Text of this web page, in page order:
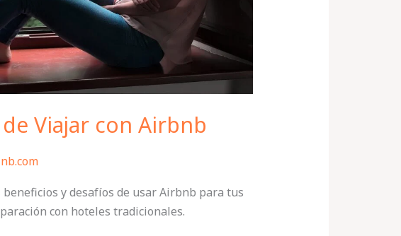
Viajar con Airbnb
y desafíos de usar Airbnb para tus
con hoteles tradicionales.